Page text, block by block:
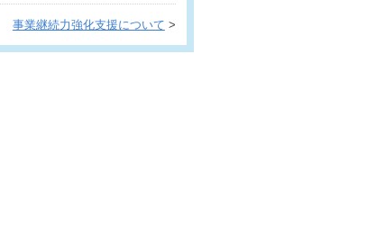
事業継続力強化支援について >